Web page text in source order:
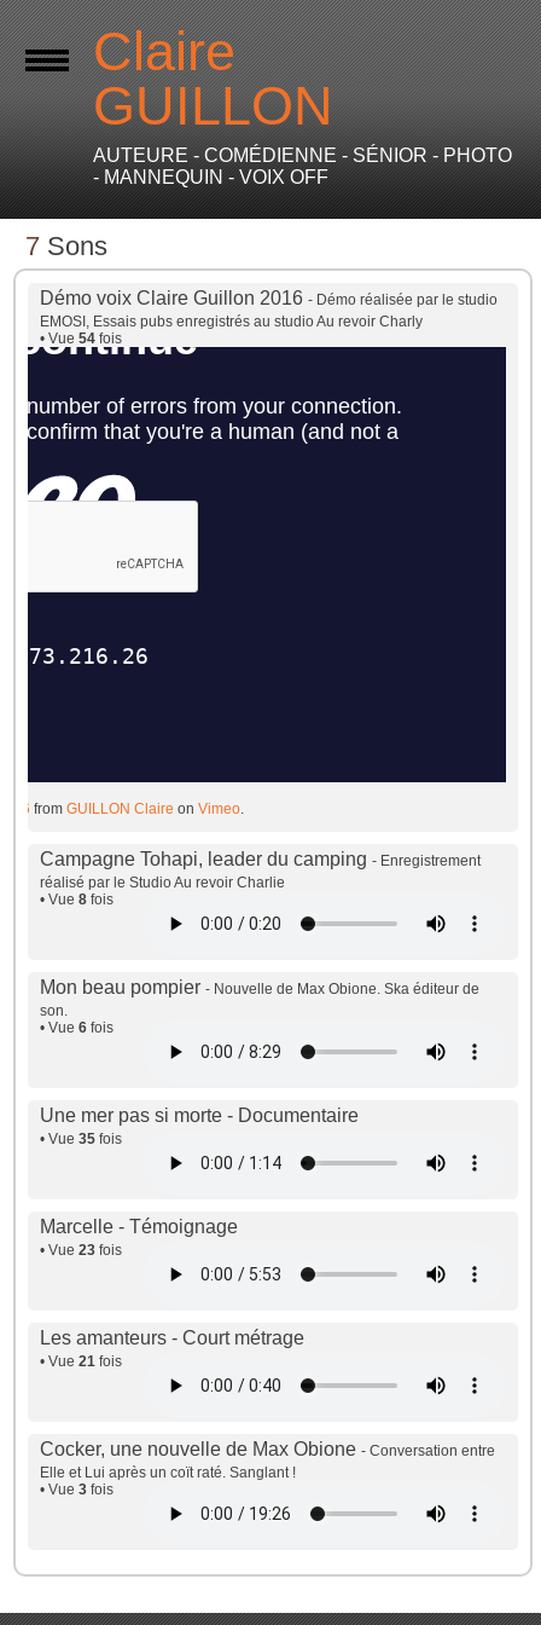
Claire
GUILLON
AUTEURE - COMÉDIENNE - SÉNIOR - PHOTO
- MANNEQUIN - VOIX OFF
7 Sons
Démo voix Claire Guillon 2016- Démo réalisée par le studio
EMOSI, Essais pubs enregistrés au studio Au revoir Charly
• Vue54 fois
from GUILLON Claire on Vimeo.
Campagne Tohapi, leader du camping- Enregistrement
réalisé par le Studio Au revoir Charlie
• Vue8 fois
Mon beau pompier- Nouvelle de Max Obione. Ska éditeur de
son.
• Vue6 fois
Une mer pas si morte - Documentaire
• Vue35 fois
Marcelle - Témoignage
• Vue23 fois
Les amanteurs - Court métrage
• Vue21 fois
Cocker, une nouvelle de Max Obione- Conversation entre
Elle et Lui après un coït raté. Sanglant !
• Vue3 fois